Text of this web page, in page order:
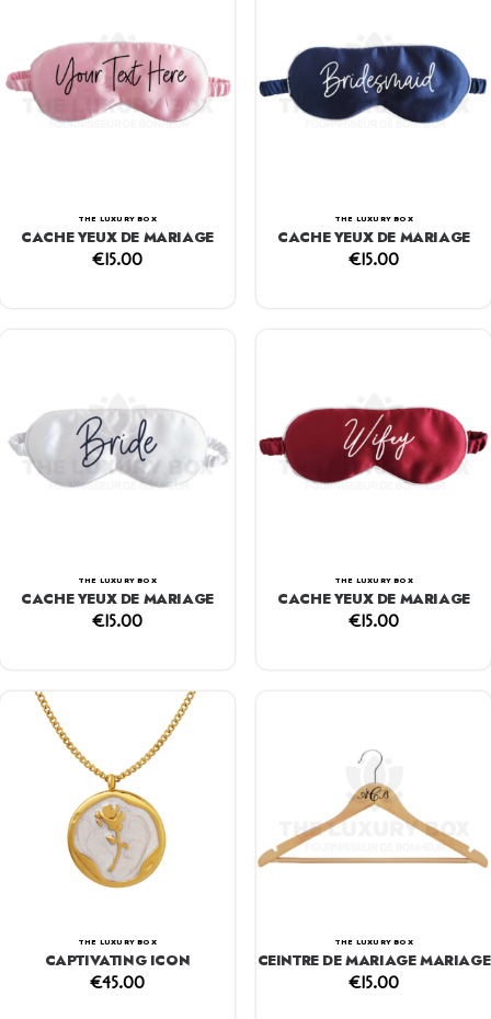
THE LUXURY BOX
CACHE YEUX DE MARIAGE
€15.00
THE LUXURY BOX
CACHE YEUX DE MARIAGE
€15.00
THE LUXURY BOX
CACHE YEUX DE MARIAGE
€15.00
THE LUXURY BOX
CACHE YEUX DE MARIAGE
€15.00
THE LUXURY BOX
CAPTIVATING ICON
€45.00
THE LUXURY BOX
CEINTRE DE MARIAGE MARIAGE
€15.00